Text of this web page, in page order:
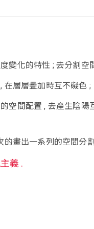
變化的特性 ; 去分割空
在層層疊加時互不礙色 ;
空間配置 , 去產生陰
的畫出一系列的空間分
義 .